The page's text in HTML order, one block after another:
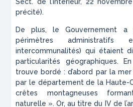
précité).
De plus, le Gouvernement
périmètres administratifs
intercommunalités) qui étaient
particularités géographiques.
trouve bordé : d’abord par la
par le département de la Haute-
crêtes montagneuses
naturelle ». Or, au titre du IV de